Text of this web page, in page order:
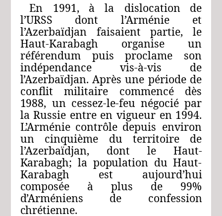
En
1991, à la dislocation
de
l’URSS
dont l’Arménie
et
l’Azerbaïdjan
faisaient partie,
le
Haut-Karabagh
organise
un
référendum
puis proclame
son
indépendance
vis-à-vis
de
l’Azerbaïdjan. Après une période de
conflit
militaire commencé
dès
1988, un cessez-le-feu négocié par
la Russie entre en vigueur en 1994.
L’Arménie contrôle depuis environ
un
cinquième du territoire
de
l’Azerbaïdjan,
dont le
Haut-
Karabagh; la population du Haut-
Karabagh
est
aujourd’hui
composée
à plus de
99%
d’Arméniens de confession
chrétienne.